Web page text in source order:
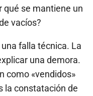
qué se mantiene un
vacíos?
falla técnica. La
una demora.
como «vendidos»
la constatación de